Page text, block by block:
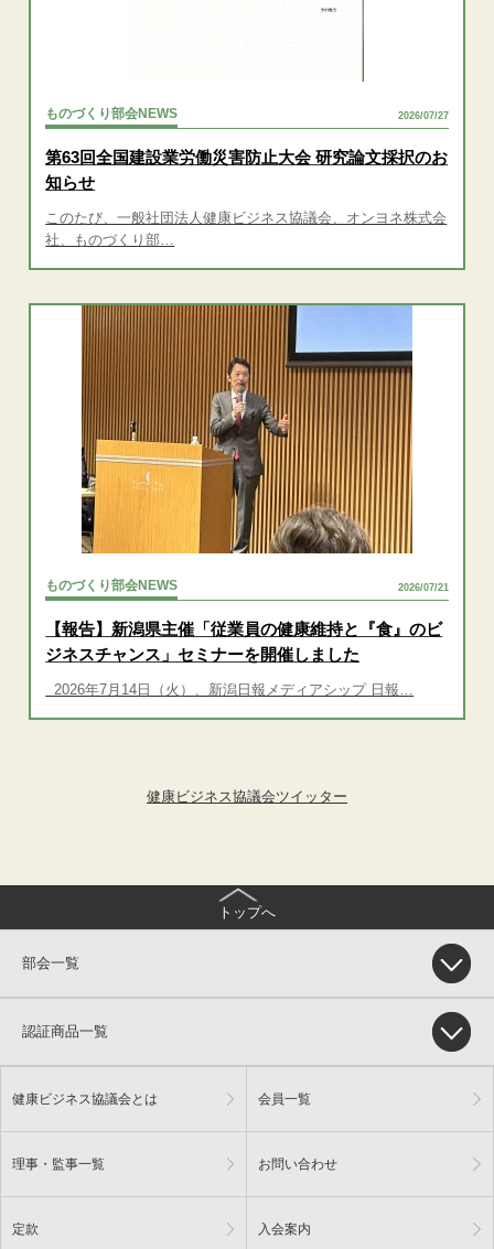
ものづくり部会NEWS 2026/07/27
第63回全国建設業労働災害防止大会 研究論文採択のお
知らせ
このたび、一般社団法人健康ビジネス協議会、オンヨネ株式会
社、ものづくり部…
ものづくり部会NEWS 2026/07/21
【報告】新潟県主催「従業員の健康維持と『食』のビ
ジネスチャンス」セミナーを開催しました
2026年7月14日（火）、新潟日報メディアシップ 日報…
健康ビジネス協議会ツイッター
トップへ
部会一覧
認証商品一覧
健康ビジネス協議会とは 会員一覧
理事・監事一覧 お問い合わせ
定款 入会案内